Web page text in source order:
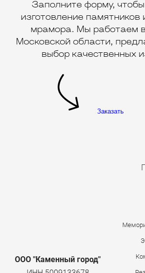
Заполните форму,
изготовление памятников
мрамора. Мы работаем
Московской области,
выбор качественных
Заказать
ООО "Каменный город"